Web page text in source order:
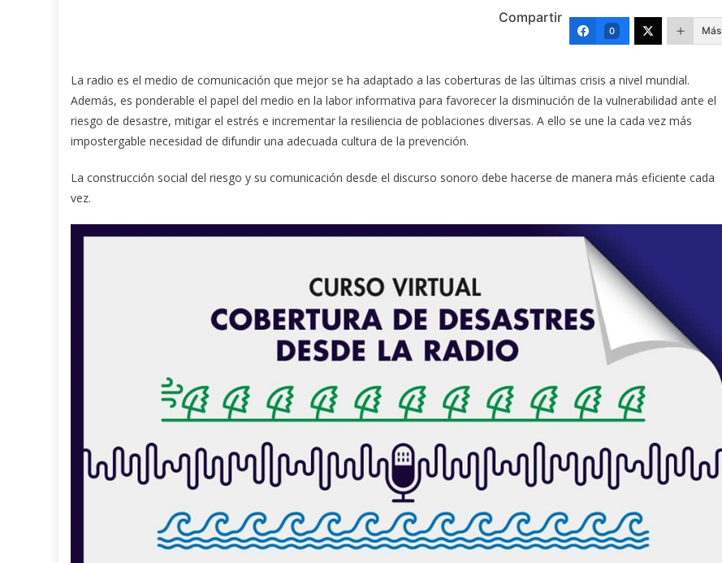
Compartir
0 Más
La radio es el medio de comunicación que mejor se ha adaptado a las coberturas de las últimas crisis a nivel mundial.
Además, es ponderable el papel del medio en la labor informativa para favorecer la disminución de la vulnerabilidad ante el
riesgo de desastre, mitigar el estrés e incrementar la resiliencia de poblaciones diversas. A ello se une la cada vez más
impostergable necesidad de difundir una adecuada cultura de la prevención.
La construcción social del riesgo y su comunicación desde el discurso sonoro debe hacerse de manera más eficiente cada
vez.